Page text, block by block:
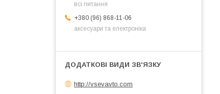
всі питання
+380 (96) 868-11-06
аксесуари та електроніка
http://vsevavto.com